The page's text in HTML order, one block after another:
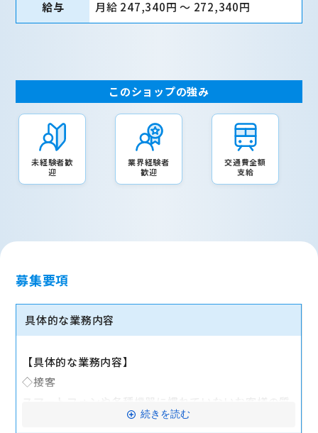
給与 月給 247,340円 〜 272,340円
このショップの強み
未経験者歓
迎
業界経験者
歓迎
交通費全額
支給
募集要項
具体的な業務内容
【具体的な業務内容】
◇接客
スマートフォンや各種機器に慣れていないお客様の質
続きを読む